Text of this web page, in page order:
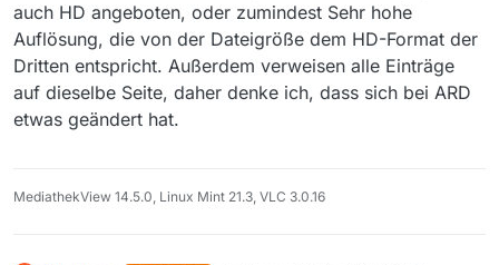
auch HD angeboten, oder zumindest Sehr hohe
Auflösung, die von der Dateigröße dem HD-Format der
Dritten entspricht. Außerdem verweisen alle Einträge
auf dieselbe Seite, daher denke ich, dass sich bei ARD
etwas geändert hat.
MediathekView 14.5.0, Linux Mint 21.3, VLC 3.0.16